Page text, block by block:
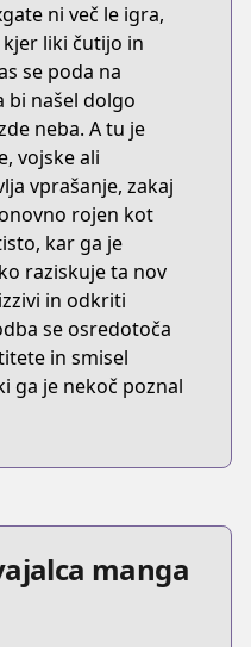
ni več le igra,
liki čutijo in
se poda na
bi našel dolgo
neba. A tu je
vojske ali
vprašanje, zakaj
rojen kot
kar ga je
raziskuje ta nov
in odkriti
se osredotoča
in smisel
ga je nekoč poznal
manga